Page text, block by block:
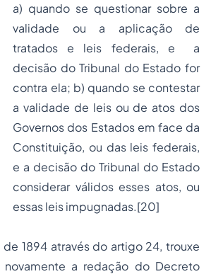
a) quando se questionar sobre a
validade ou a aplicação de
tratados e leis federais, e a
decisão do Tribunal do Estado for
contra ela; b) quando se contestar
a validade de leis ou de atos dos
Governos dos Estados em face da
Constituição, ou das leis federais,
e a decisão do Tribunal do Estado
considerar válidos esses atos, ou
essas leis impugnadas.[20]
de 1894 através do artigo 24, trouxe
novamente a redação do Decreto